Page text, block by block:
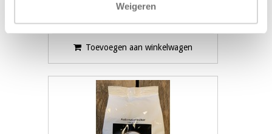
Weigeren
€12,65
Toevoegen aan winkelwagen